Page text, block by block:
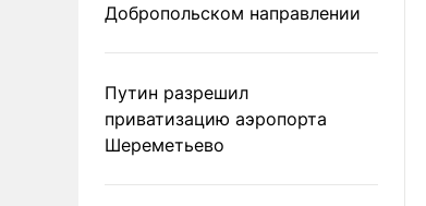
Добропольском направлении
Путин разрешил
приватизацию аэропорта
Шереметьево